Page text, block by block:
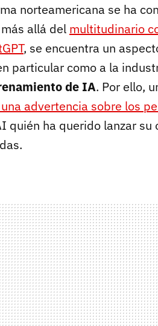
norteamericana se ha
allá del multitudinario
, se encuentra un
particular como a la
de IA. Por ello,
advertencia sobre los
quién ha querido lanzar